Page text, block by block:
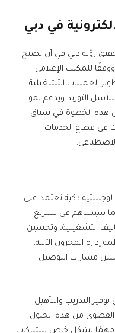
في دبي
رؤية دبي في أن تصبح
ووفقًا للمكتب الإعلامي
العمليات التشغيلية
التوريد ويدعم نمو
هذه الخطوة في سياق
في قطاع الخدمات
لوجستية ذكية تعتمد على
مما سيساهم في تسريع
التشغيلية، وتحسين
المخزون الآلية،
مسارات التوصيل
التدريب والتأهيل
القصوى من هذه الحلول
مهمًا بشكل خاص للشركات